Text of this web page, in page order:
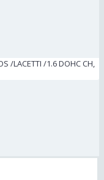
/LACETTI /1.6 DOHC СН,